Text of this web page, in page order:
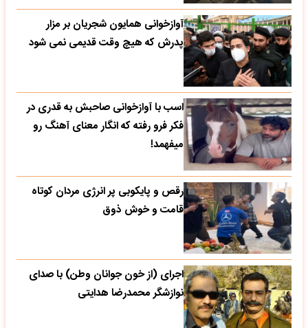
آوازخوانی همایون شجریان بر مزار
پدرش که هیچ وقت قدیمی نمی شود
اسب با آوازخوانی صاحبش به قدری در
فکر فرو رفته که انگار معنای آهنگ رو
میفهمد!
رقص و پایکوبی پر انرژی مردان کوتاه
قامت و خوش ذوق
اجرای (از خون جوانان وطن) با صدای
نوازشگر محمدرضا هدایتی